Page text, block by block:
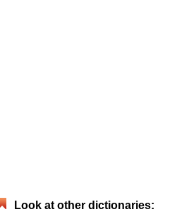
Look at other dictionaries: